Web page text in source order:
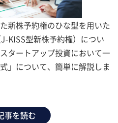
新株予約権のひな型を用いた
KISS型新株予約権）につい
タートアップ投資において一
」について、簡単に解説しま
事を読む